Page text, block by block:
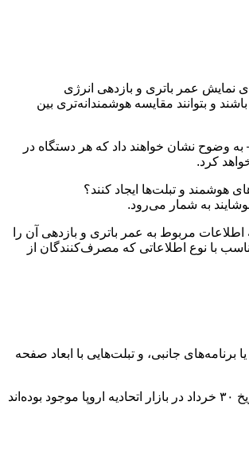
نمایش عمر باتری و بازدهی انرژی
و بتوانند مقایسه هوشمندانه‌تری بین
وضوح نشان خواهند داد که هر دستگاه در
کرد.
هوشمند و تبلت‌ها ایجاد کنند؟
به شمار می‌رود.
که اطلاعات مربوط به عمر باتری و بازدهی آن را
با نوع اطلاعاتی که مصرف‌کنندگان از
جانبی، و تبلت‌هایی با ابعاد صفحه
دستگاه‌هایی با نمایشگر اصلی انعطاف‌پذیر که می‌توانند به صورت جزئی یا کامل باز شوند، از این قانون معاف هستند. همچنین، گوشی‌ها و تبلت‌هایی که پیش از تاریخ ۳۰ خرداد در بازار اتحادیه اروپا موجود بوده‌اند